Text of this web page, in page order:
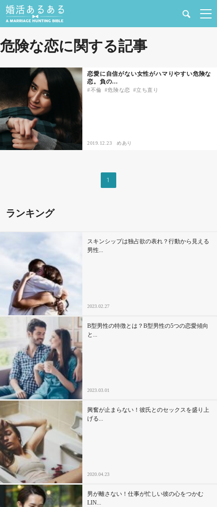
健康
恋愛の悩み
出会い
合コン・街コン
あるある
ドキドキ
仕事とキャリア
特集
占い・診断
ファッション・美容
グルメ
趣味・旅行
セックスライフ
不倫・だめ男
感動
危険な恋に関する記事
恋愛に自信がない女性がハマりやすい危険な
恋。負の…
不倫 危険な恋 立ち直り
2019.12.23 めあり
1
ランキング
スキンシップは独占欲の表れ？行動から見える
男性...
2023.02.27
B型男性の特徴とは？B型男性の5つの恋愛傾向
と...
2023.03.01
興奮が止まらない！彼氏とのセックスを盛り上
げる...
2020.04.23
男が離さない！仕事が忙しい彼の心をつかむ
LIN...